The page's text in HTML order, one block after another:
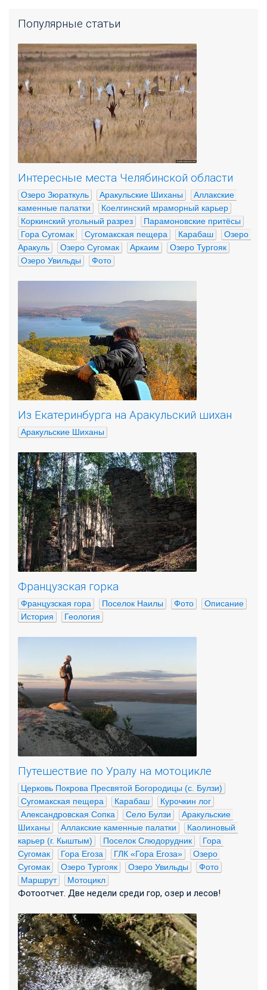
Популярные статьи
Интересные места Челябинской области
Озеро Зюраткуль Аракульские Шиханы
Аллакские
каменные палатки
Коелгинский мраморный карьер
Коркинский угольный разрез
Парамоновские притёсы
Гора Сугомак
Сугомакская пещера Карабаш
Озеро
Аракуль
Озеро Сугомак Аркаим
Озеро Тургояк
Озеро Увильды
Фото
Из Екатеринбурга на Аракульский шихан
Аракульские Шиханы
Французская горка
Французская гора Поселок Наилы Фото
Описание
История
Геология
Путешествие по Уралу на мотоцикле
Церковь Покрова Пресвятой Богородицы (с. Булзи)
Сугомакская пещера
Карабаш
Курочкин лог
Александровская Сопка
Село Булзи
Аракульские
Шиханы
Аллакские каменные палатки
Каолиновый
карьер (г. Кыштым)
Поселок Слюдорудник
Гора
Сугомак
Гора Егоза ГЛК «Гора Егоза»
Озеро
Сугомак
Озеро Тургояк Озеро Увильды
Фото
Маршрут
Мотоцикл
Фотоотчет. Две недели среди гор, озер и лесов!